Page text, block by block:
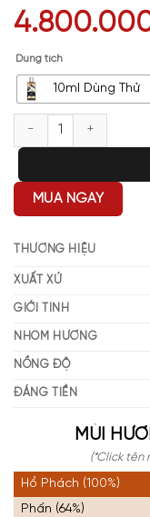
Dung tích
10ml Dùng Thử
Memo Paris Tiger's Nest
MUA NGAY
THƯƠNG HIỆU
XUẤT XỨ
GIỚI TÍNH
NHÓM HƯƠNG
NỒNG ĐỘ
ĐÁNG TIỀN
MÙI
(*Click tên
Hổ Phách (100%)
Phấn (64%)